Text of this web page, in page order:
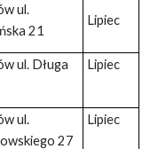
ul.
21
Lipiec
ul. Długa
Lipiec
ul.
27
Lipiec